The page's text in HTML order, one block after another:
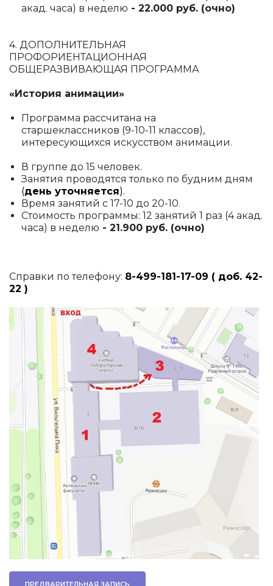
акад. часа) в неделю - 22.000 руб. (очно)
4. ДОПОЛНИТЕЛЬНАЯ
ПРОФОРИЕНТАЦИОННАЯ
ОБЩЕРАЗВИВАЮЩАЯ ПРОГРАММА
«История анимации»
Программа рассчитана на
старшеклассников (9-10-11 классов),
интересующихся искусством анимации.
В группе до 15 человек.
Занятия проводятся только по будним дням
(день уточняется).
Время занятий с 17-10 до 20-10.
Стоимость программы: 12 занятий 1 раз (4 акад.
часа) в неделю - 21.900 руб. (очно)
Справки по телефону: 8-499-181-17-09 ( доб. 42-
22 )
ПРЕДВАРИТЕЛЬНАЯ ЗАПИСЬ